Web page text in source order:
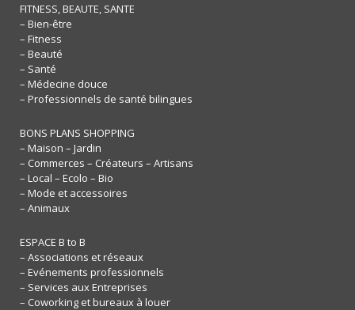
FITNESS, BEAUTE, SANTE
– Bien-être
– Fitness
– Beauté
– Santé
– Médecine douce
– Professionnels de santé bilingues
BONS PLANS SHOPPING
– Maison – Jardin
– Commerces – Créateurs – Artisans
– Local – Ecolo – Bio
– Mode et accessoires
– Animaux
ESPACE B to B
– Associations et réseaux
– Evénements professionnels
– Services aux Entreprises
– Coworking et bureaux à louer